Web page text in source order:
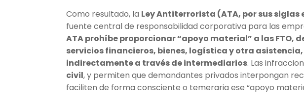
Como resultado, la Ley Antiterrorista (ATA, por sus siglas
fuente central de responsabilidad corporativa para las
ATA prohíbe proporcionar “apoyo material” a las FTO,
servicios financieros, bienes, logística y otra
indirectamente a través de intermediarios. Las
civil, y permiten que demandantes privados interpongan
faciliten de forma consciente o temeraria ese “apoyo